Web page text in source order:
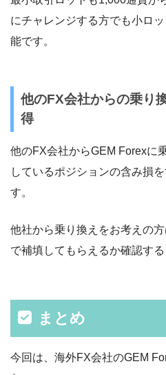
にチャレンジする方でも小ロ
能です。
他のFX会社からの乗り
得
他のFX会社からGEM Forexに
しているポジションの含み損
す。
他社から乗り換えをお考えの
で補填してもらえるか確認する
まとめ
今回は、海外FX会社のGEM